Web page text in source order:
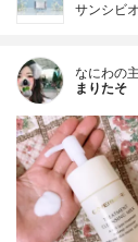
サンシビ
なにわの
まりたそ